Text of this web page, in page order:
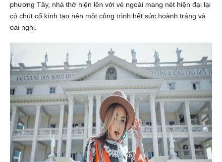
phương Tây, nhà thờ hiện lên với vẻ ngoài mang nét hiện đại lại
có chút cổ kính tạo nên một công trình hết sức hoành tráng và
oai nghi.